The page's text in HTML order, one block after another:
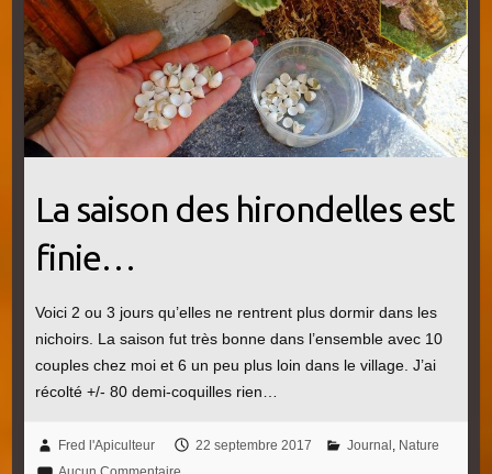
La saison des hirondelles est
finie…
Voici 2 ou 3 jours qu’elles ne rentrent plus dormir dans les
nichoirs. La saison fut très bonne dans l’ensemble avec 10
couples chez moi et 6 un peu plus loin dans le village. J’ai
récolté +/- 80 demi-coquilles rien…
Fred l'Apiculteur 22 septembre 2017 Journal , Nature